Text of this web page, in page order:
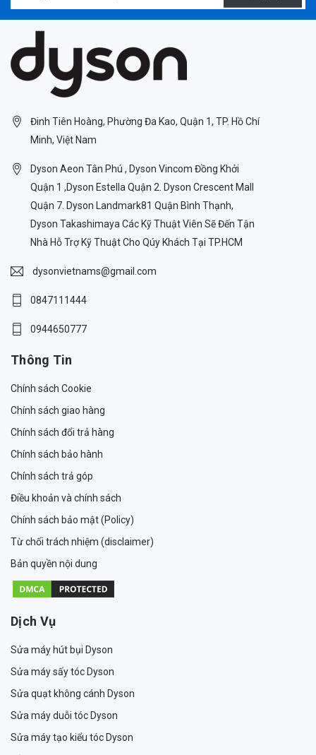
Đinh Tiên Hoàng, Phường Đa Kao, Quận 1, TP. Hồ Chí
Minh, Việt Nam
Dyson Aeon Tân Phú , Dyson Vincom Đồng Khởi
Quận 1 ,Dyson Estella Quận 2. Dyson Crescent Mall
Quận 7. Dyson Landmark81 Quận Bình Thạnh,
Dyson Takashimaya Các Kỹ Thuật Viên Sẽ Đến Tận
Nhà Hỗ Trợ Kỹ Thuật Cho Qúy Khách Tại TP.HCM
dysonvietnams@gmail.com
0847111444
0944650777
Thông Tin
Chính sách Cookie
Chính sách giao hàng
Chính sách đổi trả hàng
Chính sách bảo hành
Chính sách trả góp
Điều khoản và chính sách
Chính sách bảo mật (Policy)
Từ chối trách nhiệm (disclaimer)
Bản quyền nội dung
Dịch Vụ
Sửa máy hút bụi Dyson
Sửa máy sấy tóc Dyson
Sửa quạt không cánh Dyson
Sửa máy duỗi tóc Dyson
Sửa máy tạo kiểu tóc Dyson